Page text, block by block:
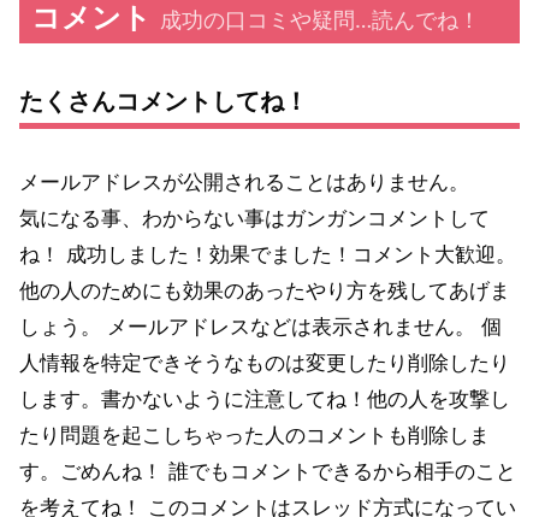
コメント 成功の口コミや疑問…読んでね！
たくさんコメントしてね！
メールアドレスが公開されることはありません。
気になる事、わからない事はガンガンコメントして
ね！ 成功しました！効果でました！コメント大歓迎。
他の人のためにも効果のあったやり方を残してあげま
しょう。 メールアドレスなどは表示されません。 個
人情報を特定できそうなものは変更したり削除したり
します。書かないように注意してね！他の人を攻撃し
たり問題を起こしちゃった人のコメントも削除しま
す。ごめんね！ 誰でもコメントできるから相手のこと
を考えてね！ このコメントはスレッド方式になってい